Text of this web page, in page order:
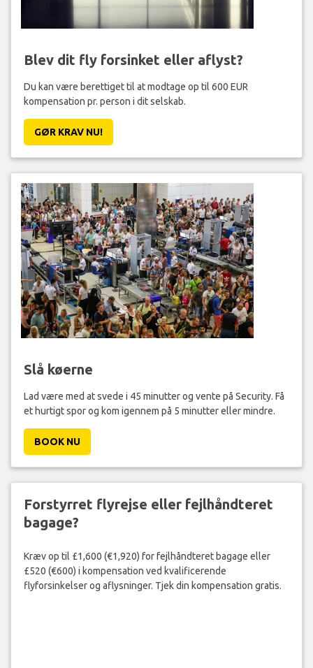
Blev dit fly forsinket eller aflyst?
Du kan være berettiget til at modtage op til 600 EUR
kompensation pr. person i dit selskab.
GØR KRAV NU!
Slå køerne
Lad være med at svede i 45 minutter og vente på Security. Få
et hurtigt spor og kom igennem på 5 minutter eller mindre.
BOOK NU
Forstyrret flyrejse eller fejlhåndteret
bagage?
Kræv op til £1,600 (€1,920) for fejlhåndteret bagage eller
£520 (€600) i kompensation ved kvalificerende
flyforsinkelser og aflysninger. Tjek din kompensation gratis.